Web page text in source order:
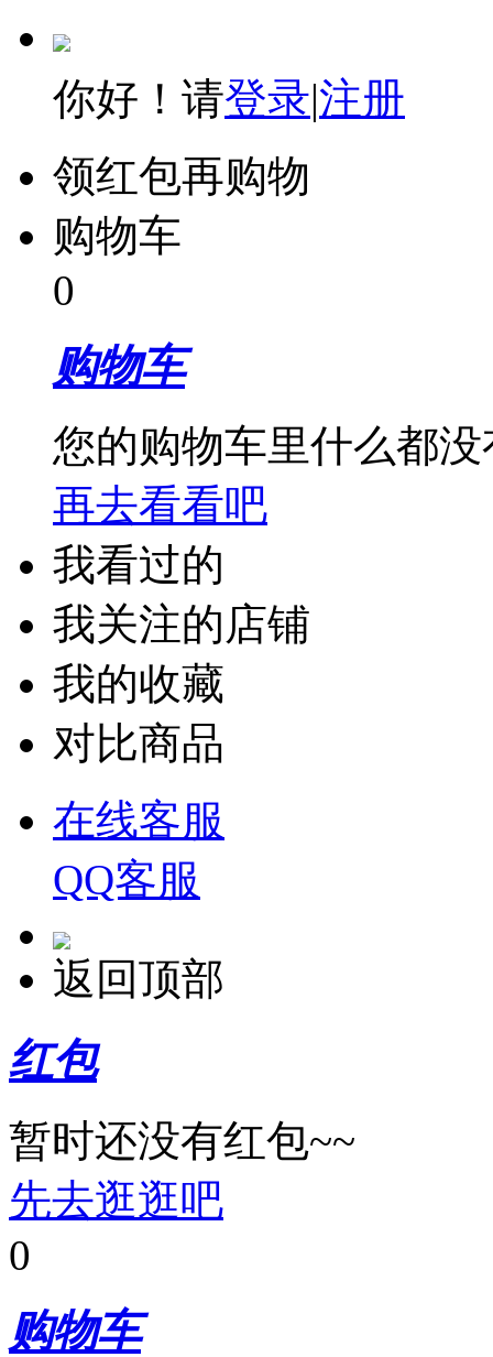
你好！请登录|注册
领红包再购物
购物车
0
购物车
您的购物车里什么都没
再去看看吧
我看过的
我关注的店铺
我的收藏
对比商品
在线客服
QQ客服
返回顶部
红包
暂时还没有红包~~
先去逛逛吧
0
购物车